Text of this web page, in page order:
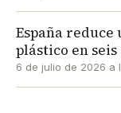
España reduce
plástico en
6 de julio de 2026 a